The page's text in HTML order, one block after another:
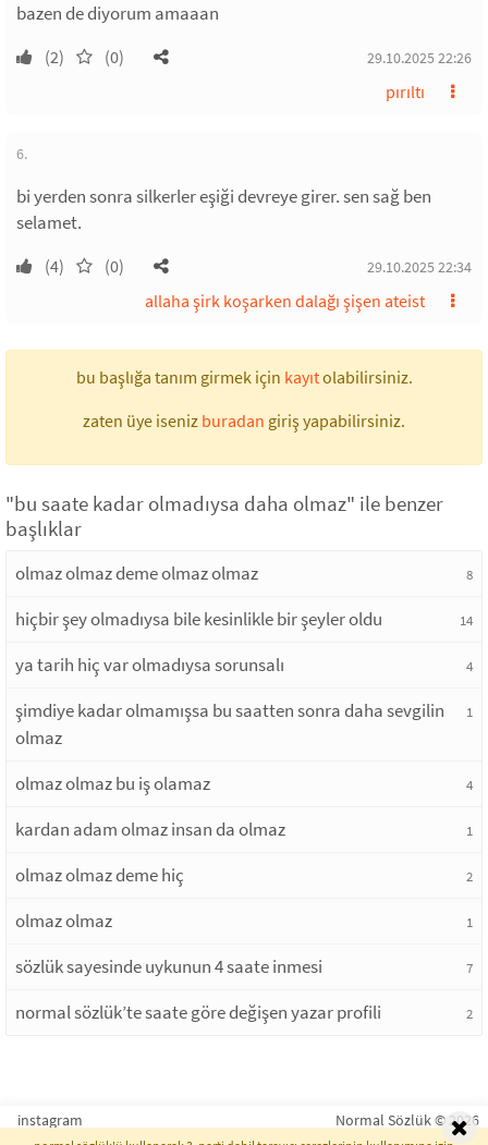
bazen de diyorum amaaan
(2) (0) 29.10.2025 22:26
pırıltı
6.
bi yerden sonra silkerler eşiği devreye girer. sen sağ ben
selamet.
(4) (0) 29.10.2025 22:34
allaha şirk koşarken dalağı şişen ateist
bu başlığa tanım girmek için kayıtolabilirsiniz.
zaten üye iseniz buradan giriş yapabilirsiniz.
"bu saate kadar olmadıysa daha olmaz" ile benzer
başlıklar
olmaz olmaz deme olmaz olmaz 8
hiçbir şey olmadıysa bile kesinlikle bir şeyler oldu 14
ya tarih hiç var olmadıysa sorunsalı 4
şimdiye kadar olmamışsa bu saatten sonra daha sevgilin
olmaz
1
olmaz olmaz bu iş olamaz 4
kardan adam olmaz insan da olmaz 1
olmaz olmaz deme hiç 2
olmaz olmaz 1
sözlük sayesinde uykunun 4 saate inmesi 7
normal sözlük’te saate göre değişen yazar profili 2
instagram Normal Sözlük © 2026